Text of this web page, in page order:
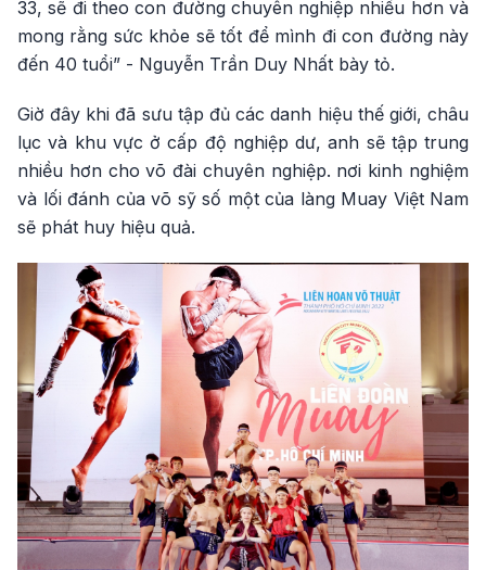
33, sẽ đi theo con đường chuyên nghiệp nhiều hơn và
mong rằng sức khỏe sẽ tốt để mình đi con đường này
đến 40 tuổi” - Nguyễn Trần Duy Nhất bày tỏ.
Giờ đây khi đã sưu tập đủ các danh hiệu thế giới, châu
lục và khu vực ở cấp độ nghiệp dư, anh sẽ tập trung
nhiều hơn cho võ đài chuyên nghiệp. nơi kinh nghiệm
và lối đánh của võ sỹ số một của làng Muay Việt Nam
sẽ phát huy hiệu quả.